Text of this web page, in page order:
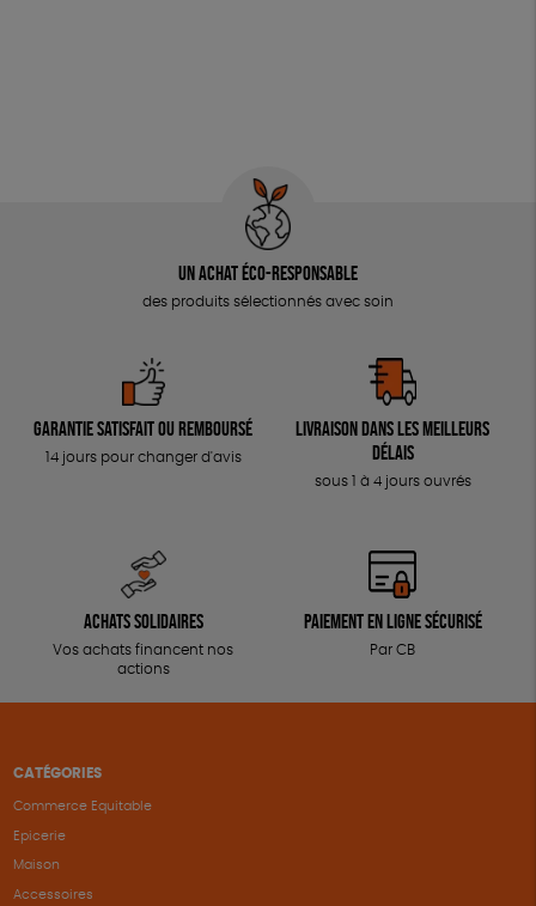
Un achat éco-responsable
des produits sélectionnés avec soin
Garantie satisfait ou remboursé
14 jours pour changer d'avis
Livraison dans les meilleurs
délais
sous 1 à 4 jours ouvrés
Achats solidaires
Vos achats financent nos
actions
Paiement en ligne sécurisé
Par CB
CATÉGORIES
Commerce Equitable
Epicerie
Maison
Accessoires